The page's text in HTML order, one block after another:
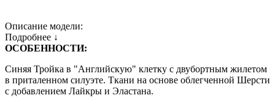
Описание модели:
Подробнее ↓
ОСОБЕННОСТИ:
Синяя Тройка в "Английскую" клетку с двубортным жилетом
в приталенном силуэте. Ткани на основе облегченной Шерсти
с добавлением Лайкры и Эластана.